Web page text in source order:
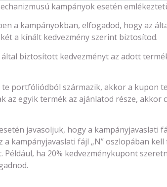
kampányok esetén
a kampányokban, elfogadod, hogy az
a kínált kedvezmény szerint biztosítod.
biztosított kedvezményt az adott
portfóliódból származik, akkor a kupon
az egyik termék az ajánlatod része, akkor
javasoljuk, hogy a kampányjavaslati
a kampányjavaslati fájl „N” oszlopában
Például, ha 20% kedvezménykupont